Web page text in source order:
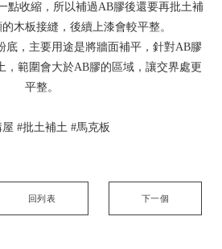
點收縮，所以補過AB膠後還要再批土補
木板接縫，後續上漆會較平整。
底，主要用途是將牆面補平，針對AB膠
，範圍會大於AB膠的區域，讓交界處更
平整。
屋 #批土補土 #馬克板
回列表 下一個